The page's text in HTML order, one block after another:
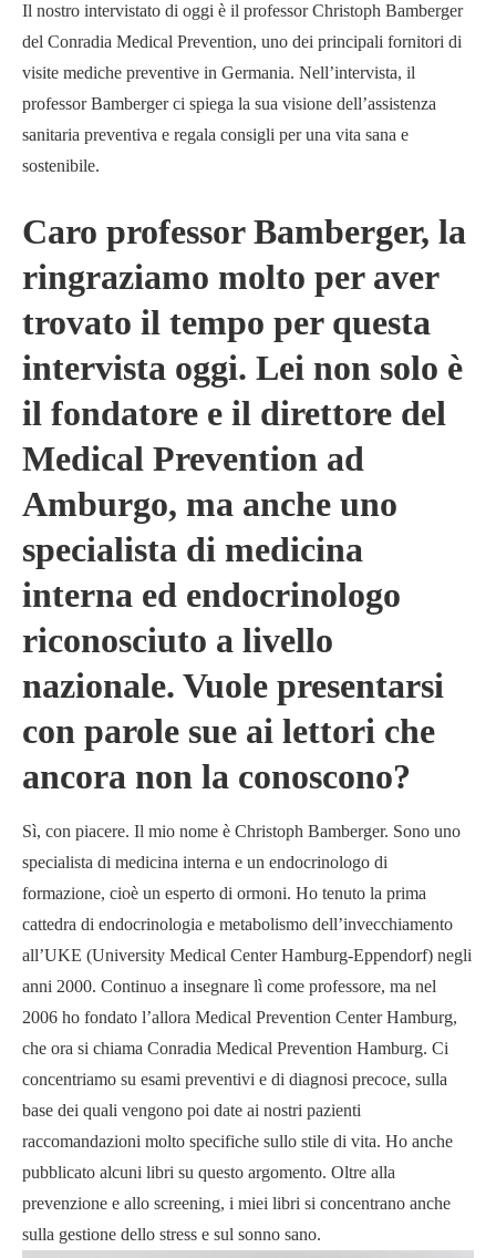
Il nostro intervistato di oggi è il professor Christoph Bamberger
del Conradia Medical Prevention, uno dei principali fornitori di
visite mediche preventive in Germania. Nell’intervista, il
professor Bamberger ci spiega la sua visione dell’assistenza
sanitaria preventiva e regala consigli per una vita sana e
sostenibile.
Caro professor Bamberger, la
ringraziamo molto per aver
trovato il tempo per questa
intervista oggi. Lei non solo è
il fondatore e il direttore del
Medical Prevention ad
Amburgo, ma anche uno
specialista di medicina
interna ed endocrinologo
riconosciuto a livello
nazionale. Vuole presentarsi
con parole sue ai lettori che
ancora non la conoscono?
Sì, con piacere. Il mio nome è Christoph Bamberger. Sono uno
specialista di medicina interna e un endocrinologo di
formazione, cioè un esperto di ormoni. Ho tenuto la prima
cattedra di endocrinologia e metabolismo dell’invecchiamento
all’UKE (University Medical Center Hamburg-Eppendorf) negli
anni 2000. Continuo a insegnare lì come professore, ma nel
2006 ho fondato l’allora Medical Prevention Center Hamburg,
che ora si chiama Conradia Medical Prevention Hamburg. Ci
concentriamo su esami preventivi e di diagnosi precoce, sulla
base dei quali vengono poi date ai nostri pazienti
raccomandazioni molto specifiche sullo stile di vita. Ho anche
pubblicato alcuni libri su questo argomento. Oltre alla
prevenzione e allo screening, i miei libri si concentrano anche
sulla gestione dello stress e sul sonno sano.